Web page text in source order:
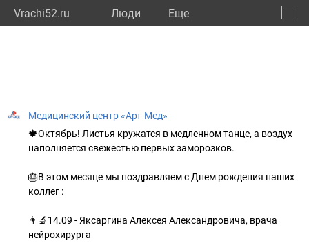
Vrachi52.ru Люди Eще
Медицинский центр «Арт-Мед»
🍁Октябрь! Листья кружатся в медленном танце, а воздух
наполняется свежестью первых заморозков.
🎂В этом месяце мы поздравляем с Днем рождения наших
коллег :
👨‍🔬14.09 - Яксаргина Алексея Александровича, врача
нейрохирурга